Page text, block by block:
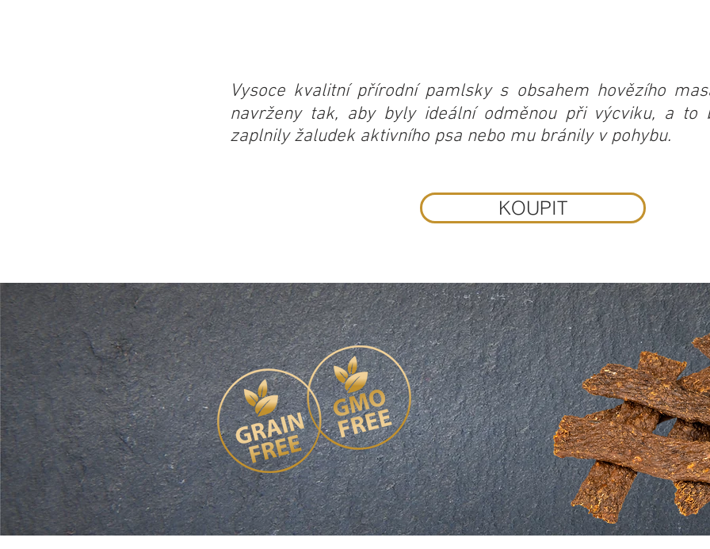
Vysoce kvalitní přírodní pamlsky s obsahem hovězího
navrženy tak, aby byly ideální odměnou při výcviku, a to
zaplnily žaludek aktivního psa nebo mu bránily v pohybu.
KOUPIT